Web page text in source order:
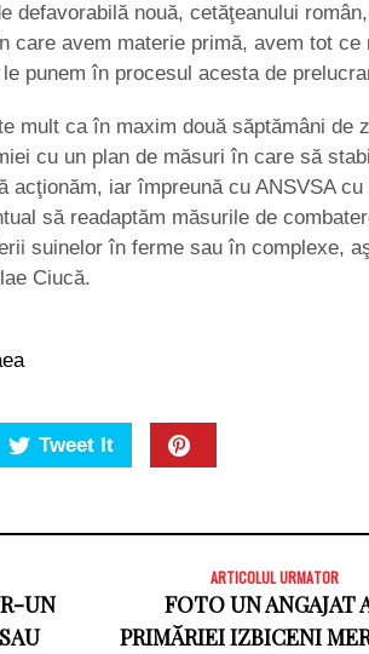
defavorabilă nouă, cetăţeanului
care avem materie primă, avem tot ce
punem în procesul acesta de
mult ca în maxim două săptămâni de
cu un plan de măsuri în care să
acţionăm, iar împreună cu ANSVSA cu
să readaptăm măsurile de
suinelor în ferme sau în complexe,
Ciucă.
Tweet It
UN
ARTICOLUL URMATOR
FOTO UN ANGAJAT
PRIMĂRIEI IZBICENI